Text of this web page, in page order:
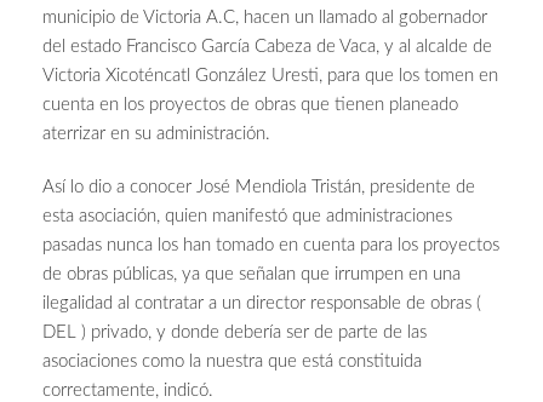
municipio de Victoria A.C, hacen un llamado al gobernador
del estado Francisco García Cabeza de Vaca, y al alcalde de
Victoria Xicoténcatl González Uresti, para que los tomen en
cuenta en los proyectos de obras que tienen planeado
aterrizar en su administración.
Así lo dio a conocer José Mendiola Tristán, presidente de
esta asociación, quien manifestó que administraciones
pasadas nunca los han tomado en cuenta para los proyectos
de obras públicas, ya que señalan que irrumpen en una
ilegalidad al contratar a un director responsable de obras (
DEL ) privado, y donde debería ser de parte de las
asociaciones como la nuestra que está constituida
correctamente, indicó.